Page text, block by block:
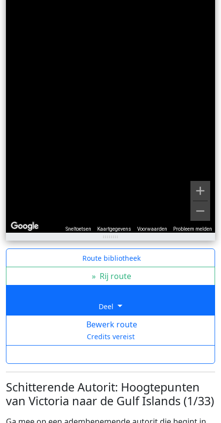
Sneltoetsen Kaartgegevens Voorwaarden Probleem melden
Route bibliotheek
» Rij route
Deel
Bewerk route
Credits vereist
Schitterende Autorit: Hoogtepunten
van Victoria naar de Gulf Islands (1/33)